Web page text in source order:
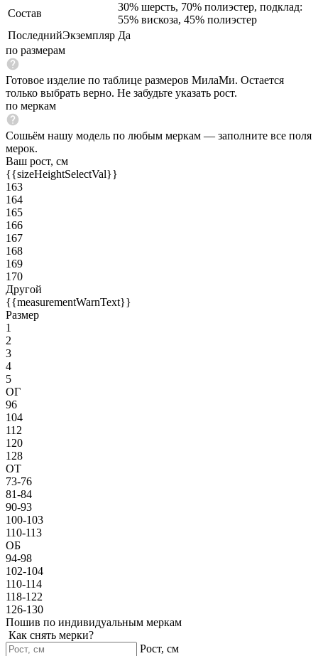
Состав
30% шерсть, 70% полиэстер, подклад:
55% вискоза, 45% полиэстер
ПоследнийЭкземпляр Да
по размерам
Готовое изделие по таблице размеров МилаМи. Остается
только выбрать верно. Не забудьте указать рост.
по меркам
Сошьём нашу модель по любым меркам — заполните все поля
мерок.
Ваш рост, см
{{sizeHeightSelectVal}}
163
164
165
166
167
168
169
170
Другой
{{measurementWarnText}}
Размер
1
2
3
4
5
ОГ
96
104
112
120
128
ОТ
73-76
81-84
90-93
100-103
110-113
ОБ
94-98
102-104
110-114
118-122
126-130
Пошив по индивидуальным меркам
Как снять мерки?
Рост, см